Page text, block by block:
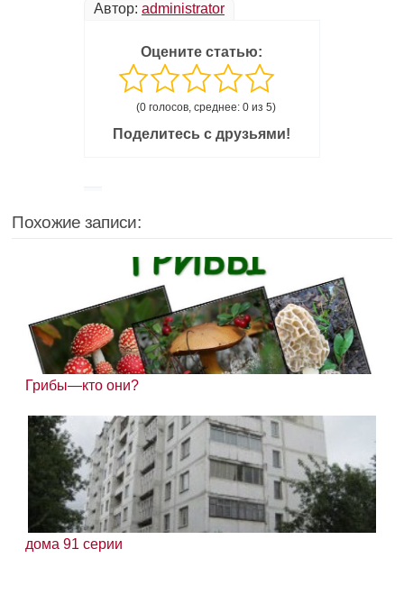
Автор: administrator
Оцените статью:
(0 голосов, среднее: 0 из 5)
Поделитесь с друзьями!
Похожие записи:
Грибы—кто они?
дома 91 серии